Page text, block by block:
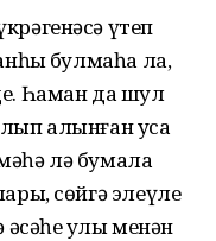
үтеп
булмаһа ла,
Һаман да шул
алынған усаҡ
лә бумала
сөйгә элеүле
әсәһе ҡулы менән